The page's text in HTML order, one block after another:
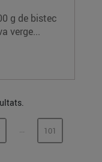
g de bistec
verge...
...PÀGINESPÀGINA
101